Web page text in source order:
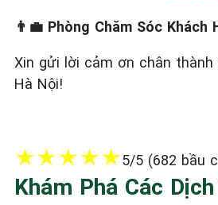
👨‍💼 Phòng Chăm Sóc Khách
Xin gửi lời cảm ơn chân
Hà Nội!
★★★★★5/5 (682 bầu
Khám Phá Các